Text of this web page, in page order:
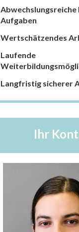
Abwechslungsreiche
Aufgaben
Wertschätzendes
Laufende
Langfristig sicherer
Ihr